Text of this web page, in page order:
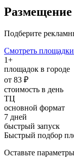
Подберите
Смотреть площадки
1+
площадок в городе
от 83 ₽
стоимость в день
ТЦ
основной формат
7 дней
быстрый запуск
Быстрый подбор
Оставьте